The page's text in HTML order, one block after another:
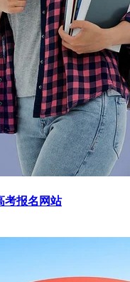
考报名网站